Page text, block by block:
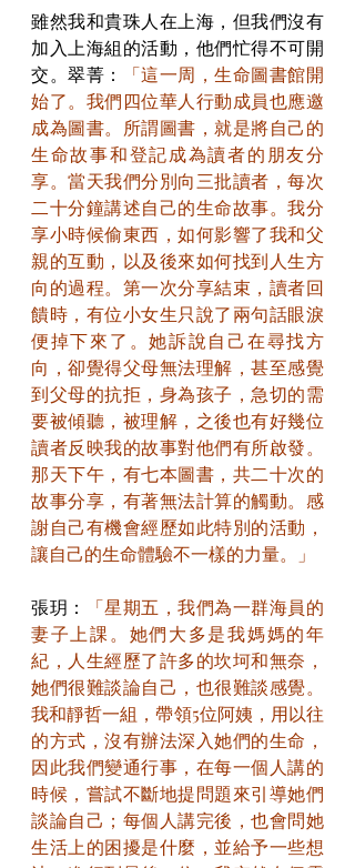
雖然我和貴珠人在上海，但我們沒有
加入上海組的活動，他們忙得不可開
交。翠菁：
「這一周，生命圖書館開
始了。我們四位華人行動成員也應邀
成為圖書。所謂圖書，就是將自己的
生命故事和登記成為讀者的朋友分
享。當天我們分別向三批讀者，每次
二十分鐘講述自己的生命故事。我分
享小時候偷東西，如何影響了我和父
親的互動，以及後來如何找到人生方
向的過程。第一次分享結束，讀者回
饋時，有位小女生只說了兩句話眼淚
便掉下來了。她訴說自己在尋找方
向，卻覺得父母無法理解，甚至感覺
到父母的抗拒，身為孩子，急切的需
要被傾聽，被理解，之後也有好幾位
讀者反映我的故事對他們有所啟發。
那天下午，有七本圖書，共二十次的
故事分享，有著無法計算的觸動。感
謝自己有機會經歷如此特別的活動，
讓自己的生命體驗不一樣的力量。」
張玥：
「星期五，我們為一群海員的
妻子上課。她們大多是我媽媽的年
紀，人生經歷了許多的坎坷和無奈，
她們很難談論自己，也很難談感覺。
我和靜哲一組，帶領5位阿姨，用以往
的方式，沒有辦法深入她們的生命，
因此我們變通行事，在每一個人講的
時候，嘗試不斷地提問題來引導她們
談論自己；每個人講完後，也會問她
生活上的困擾是什麼，並給予一些想